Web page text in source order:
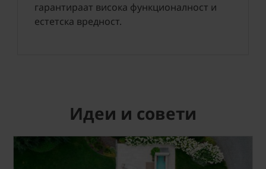
гарантирaат висока функционалност и
естетска вредност.
Идеи и совети